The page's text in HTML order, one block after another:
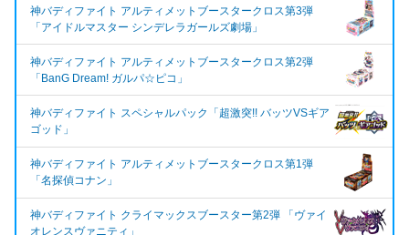
神バディファイト アルティメットブースタークロス第3弾
「アイドルマスター シンデレラガールズ劇場」
神バディファイト アルティメットブースタークロス第2弾
「BanG Dream! ガルパ☆ピコ」
神バディファイト スペシャルパック「超激突!! バッツVSギア
ゴッド」
神バディファイト アルティメットブースタークロス第1弾
「名探偵コナン」
神バディファイト クライマックスブースター第2弾 「ヴァイ
オレンスヴァニティ」